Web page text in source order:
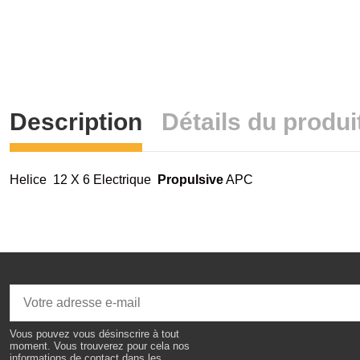
Description Détails du
Helice 12 X 6 Electrique PropulsiveAPC
Vous pouvez vous désinscrire à tout
moment. Vous trouverez pour cela nos